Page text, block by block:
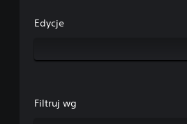
Edycje
Filtruj wg